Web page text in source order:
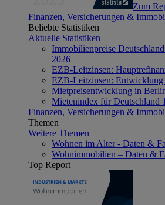
Zum
Finanzen, Versicherungen &
Beliebte Statistiken
Aktuelle Statistiken
Immobilienpreise
2026
EZB-Leitzinsen:
EZB-Leitzinsen: Entwicklung
Mietpreisentwicklung in
Mietenindex für Deutschland
Finanzen, Versicherungen &
Themen
Weitere Themen
Wohnen im Alter - Daten &
Wohnimmobilien – Daten &
Top Report